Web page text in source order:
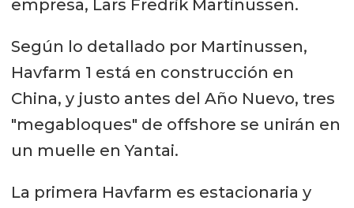
empresa, Lars Fredrik Martinussen.
Según lo detallado por Martinussen,
Havfarm 1 está en construcción en
China, y justo antes del Año Nuevo, tres
"megabloques" de offshore se unirán en
un muelle en Yantai.
La primera Havfarm es estacionaria y